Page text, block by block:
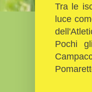
Tra le
luce
Pochi